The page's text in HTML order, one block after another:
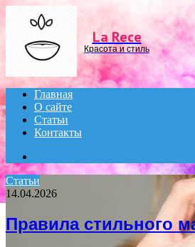
La Rece
Красота и стиль
Главная
О сайте
Статьи
Контакты
for
Статьи
14.04.2026
Правила стильного